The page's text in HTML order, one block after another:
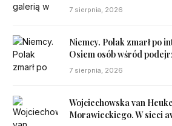
7 sierpnia, 2026
Niemcy. Polak zmarł po
Osiem osób wśród
7 sierpnia, 2026
Wojciechowska van
Morawieckiego. W sieci